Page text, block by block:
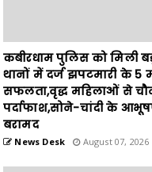
सफलता,वृद्ध महिलाओं से
पर्दाफाश,सोने-चांदी के
बरामद
News Desk August 07, 2026